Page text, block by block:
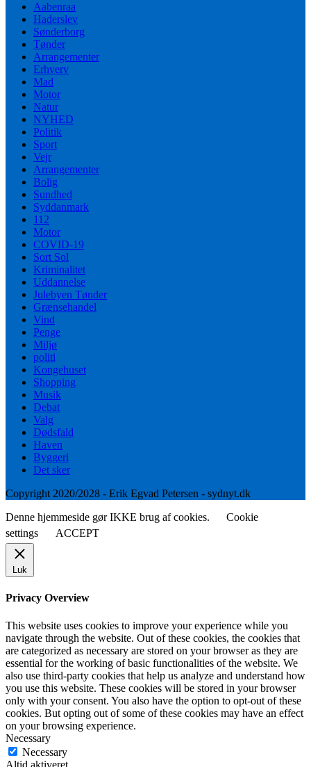
Aabenraa
Haderslev
Sønderborg
Tønder
Arrangementer
Erhverv
Mad
Motor
Natur
NYHED
Politik
Sport
Vejr
Arrangementer
Bolig
Sundhed
Syddanmark
112
Motor
COVID-19
Sort Sol
Kriminalitet
Uddannelse
Julebyen Tønder
Grænsehandel
Vind
Penge
Miljø
politi
Kongehuset
Shopping
Musik
Debat
Valg
Dødsfald
Haven
Byggeri
Det sker
Copyright 2020/2028 - Erik Egvad Petersen - sydnyt.dk
Denne hjemmeside gør IKKE brug af cookies.
Cookie
settings
ACCEPT
Luk
Privacy Overview
This website uses cookies to improve your experience while you
navigate through the website. Out of these cookies, the cookies that
are categorized as necessary are stored on your browser as they are
essential for the working of basic functionalities of the website. We
also use third-party cookies that help us analyze and understand how
you use this website. These cookies will be stored in your browser
only with your consent. You also have the option to opt-out of these
cookies. But opting out of some of these cookies may have an effect
on your browsing experience.
Necessary
Necessary
Altid aktiveret